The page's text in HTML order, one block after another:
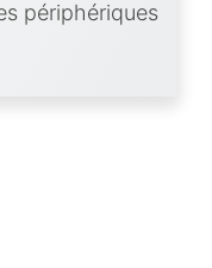
périphériques